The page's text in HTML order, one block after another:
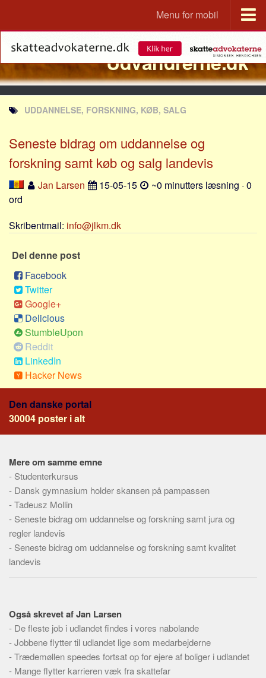
Menu for mobil
Portal
Udvandrerne.dk
Utvandrerne.no
Utvandrarna.se
Tyskland.dk
England.dk
Lande
Spanien
Frankrig
Sverige
Norge
Thailand
Italien
Grækenland
USA
Alle
Nøgleord
Bolig
Virksomhed
Investering
Pension og opsparing
Forbrug
Social sikring og sundhed
Transport
Køb og salg
Økonomi
Jura og regler
Skatter og afgifter
Udvandrerne.dk
UDDANNELSE, FORSKNING, KØB, SALG
Seneste bidrag om uddannelse og
forskning samt køb og salg landevis
Jan Larsen 15-05-15
~0 minutters læsning · 0
ord
Skribentmail: info@jlkm.dk
Del denne post
Facebook
Twitter
Google+
Delicious
StumbleUpon
Reddit
LinkedIn
Hacker News
Den danske portal
30004 poster i alt
Mere om samme emne
- Studenterkursus
- Dansk gymnasium holder skansen på pampassen
-Tadeusz Mollin
- Seneste bidrag om uddannelse og forskning samt jura og
regler landevis
- Seneste bidrag om uddannelse og forskning samt kvalitet
landevis
Også skrevet af Jan Larsen
- De fleste job i udlandet findes i vores nabolande
-Jobbene flytter til udlandet lige som medarbejderne
-Trædemøllen speedes fortsat op for ejere af boliger i udlandet
- Mange flytter karrieren væk fra skattefar